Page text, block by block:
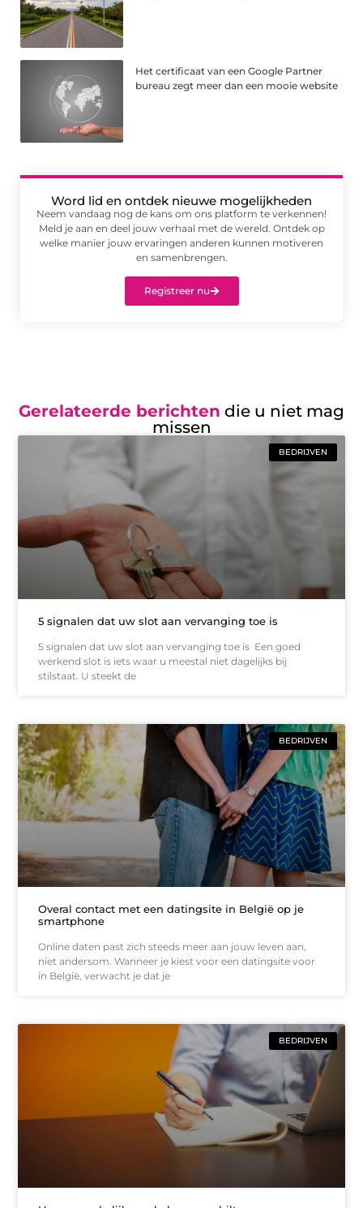
Het certificaat van een Google Partner
bureau zegt meer dan een mooie website
Word lid en ontdek nieuwe mogelijkheden
Neem vandaag nog de kans om ons platform te verkennen!
Meld je aan en deel jouw verhaal met de wereld. Ontdek op
welke manier jouw ervaringen anderen kunnen motiveren
en samenbrengen.
Registreer nu
Gerelateerde berichten die u niet mag
missen
BEDRIJVEN
5 signalen dat uw slot aan vervanging toe is
5 signalen dat uw slot aan vervanging toe is Een goed
werkend slot is iets waar u meestal niet dagelijks bij
stilstaat. U steekt de
BEDRIJVEN
Overal contact met een datingsite in België op je
smartphone
Online daten past zich steeds meer aan jouw leven aan,
niet andersom. Wanneer je kiest voor een datingsite voor
in België, verwacht je dat je
BEDRIJVEN